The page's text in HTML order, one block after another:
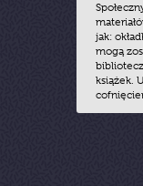
jak:
mogą
książek.